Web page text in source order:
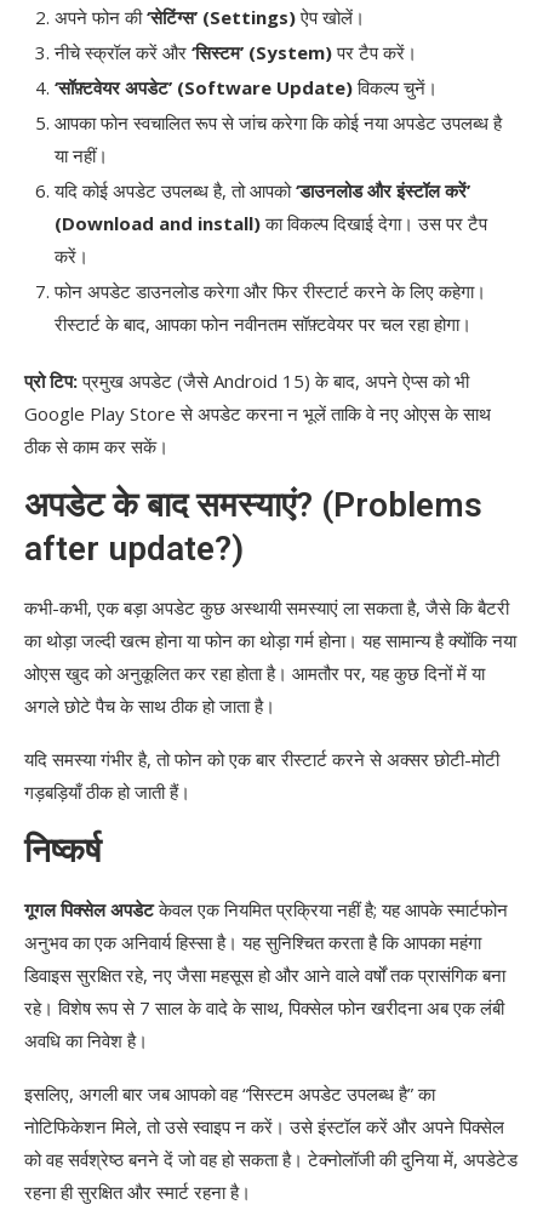
अपने फोन की‘सेटिंग्स’ (Settings)ऐप खोलें।
नीचे स्क्रॉल करें और ‘सिस्टम’ (System)पर टैप करें।
‘सॉफ़्टवेयर अपडेट’ (Software Update)विकल्प चुनें।
आपका फोन स्वचालित रूप से जांच करेगा कि कोई नया अपडेट उपलब्ध है
या नहीं।
यदि कोई अपडेट उपलब्ध है, तो आपको‘डाउनलोड और इंस्टॉल करें’
(Download and install)का विकल्प दिखाई देगा। उस पर टैप
करें।
फोन अपडेट डाउनलोड करेगा और फिर रीस्टार्ट करने के लिए कहेगा।
रीस्टार्ट के बाद, आपका फोन नवीनतम सॉफ़्टवेयर पर चल रहा होगा।
प्रो टिप:प्रमुख अपडेट (जैसे Android 15) के बाद, अपने ऐप्स को भी
Google Play Store से अपडेट करना न भूलें ताकि वे नए ओएस के साथ
ठीक से काम कर सकें।
अपडेट के बाद समस्याएं? (Problems
after update?)
कभी-कभी, एक बड़ा अपडेट कुछ अस्थायी समस्याएं ला सकता है, जैसे कि बैटरी
का थोड़ा जल्दी खत्म होना या फोन का थोड़ा गर्म होना। यह सामान्य है क्योंकि नया
ओएस खुद को अनुकूलित कर रहा होता है। आमतौर पर, यह कुछ दिनों में या
अगले छोटे पैच के साथ ठीक हो जाता है।
यदि समस्या गंभीर है, तो फोन को एक बार रीस्टार्ट करने से अक्सर छोटी-मोटी
गड़बड़ियाँ ठीक हो जाती हैं।
निष्कर्ष
गूगल पिक्सेल अपडेटकेवल एक नियमित प्रक्रिया नहीं है; यह आपके स्मार्टफोन
अनुभव का एक अनिवार्य हिस्सा है। यह सुनिश्चित करता है कि आपका महंगा
डिवाइस सुरक्षित रहे, नए जैसा महसूस हो और आने वाले वर्षों तक प्रासंगिक बना
रहे। विशेष रूप से 7 साल के वादे के साथ, पिक्सेल फोन खरीदना अब एक लंबी
अवधि का निवेश है।
इसलिए, अगली बार जब आपको वह “सिस्टम अपडेट उपलब्ध है” का
नोटिफिकेशन मिले, तो उसे स्वाइप न करें। उसे इंस्टॉल करें और अपने पिक्सेल
को वह सर्वश्रेष्ठ बनने दें जो वह हो सकता है। टेक्नोलॉजी की दुनिया में, अपडेटेड
रहना ही सुरक्षित और स्मार्ट रहना है।